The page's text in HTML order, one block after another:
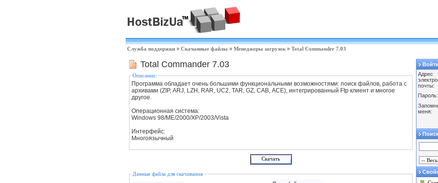
Служба поддержки » Скачанные файлы » Менеджеры загрузок » Total Commander 7.03
Total Commander 7.03
Описание:
Программа обладает очень большими функциональными возможностями: поиск файлов, работа с
архивами (ZIP, ARJ, LZH, RAR, UC2, TAR, GZ, CAB, ACE), интегрированный Ftp клиент и многое
другое.
Операционная система:
Windows 98/ME/2000/XP/2003/Vista
Интерфейс:
Многоязычный
Данные файла для скачивания
Войти
Адрес
почты:
Пароль:
меня: